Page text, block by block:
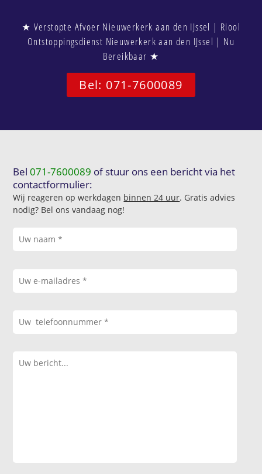
★ Verstopte Afvoer Nieuwerkerk aan den IJssel | Riool
Ontstoppingsdienst Nieuwerkerk aan den IJssel | Nu
Bereikbaar ★
Bel: 071-7600089
Bel071-7600089 of stuur ons een bericht via het
contactformulier:
Wij reageren op werkdagen binnen 24 uur. Gratis advies
nodig? Bel ons vandaag nog!